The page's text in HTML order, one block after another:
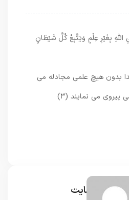
بِغَيْرِ عِلْمٍ وَيَتَّبِعُ كُلَّ شَيْطَانٍ
بدون هيچ علمى مجادله مى
پيروى مى ‏نمايند (۳)
مدیر سایت